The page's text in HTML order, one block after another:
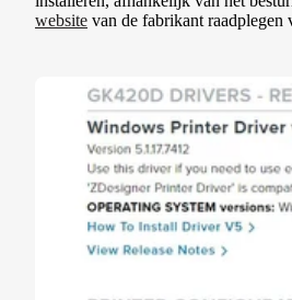
website van de fabrikant raadplegen